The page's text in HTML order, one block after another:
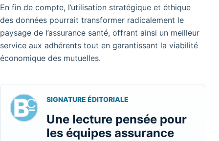
En fin de compte, l’utilisation stratégique et éthique
des données pourrait transformer radicalement le
paysage de l’assurance santé, offrant ainsi un meilleur
service aux adhérents tout en garantissant la viabilité
économique des mutuelles.
SIGNATURE ÉDITORIALE
Une lecture pensée pour
les équipes assurance